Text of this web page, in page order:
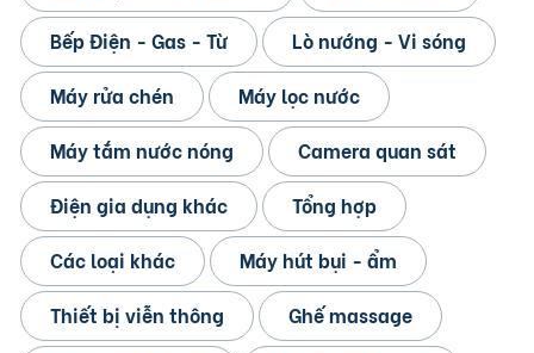
Bếp Điện - Gas - Từ
Lò nướng - Vi sóng
Máy rửa chén
Máy lọc nước
Máy tắm nước nóng
Camera quan sát
Điện gia dụng khác
Tổng hợp
Các loại khác
Máy hút bụi - ẩm
Thiết bị viễn thông
Ghế massage